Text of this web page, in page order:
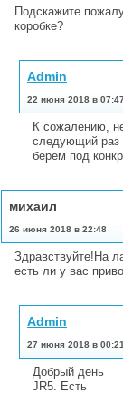
Подскажите
коробке?
Admin
22 июня 2018 в 07:47
К сожалению,
следующий раз
берем под
михаил
26 июня 2018 в 22:48
Здравствуйте!На
есть ли у вас
Admin
27 июня 2018 в 00:21
Добрый день
JR5. Есть